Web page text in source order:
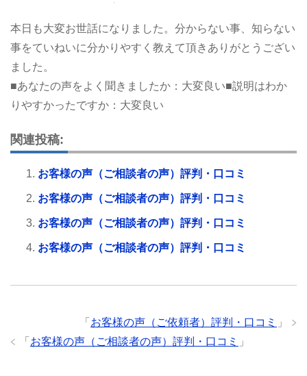
本日も大変お世話になりました。分からない事、知らない
事をていねいに分かりやすく教えて頂きありがとうござい
ました。
■あなたの声をよく聞きましたか：大変良い■説明はわか
りやすかったですか：大変良い
関連投稿:
お客様の声（ご相談者の声）評判・口コミ
お客様の声（ご相談者の声）評判・口コミ
お客様の声（ご相談者の声）評判・口コミ
お客様の声（ご相談者の声）評判・口コミ
「 お客様の声（ご依頼者）評判・口コミ
」
「 お客様の声（ご相談者の声）評判・口コミ 」